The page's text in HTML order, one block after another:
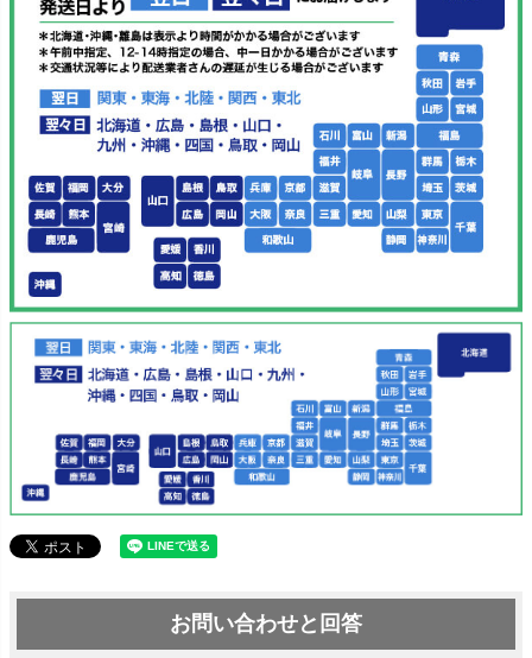
お問い合わせと回答